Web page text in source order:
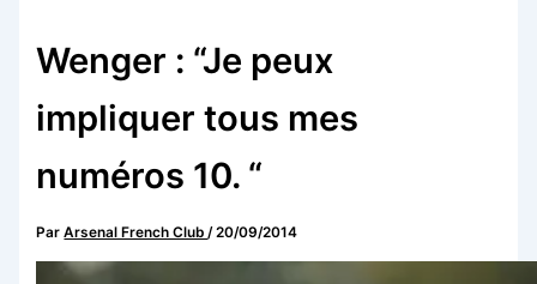
Wenger : “Je peux
impliquer tous mes
numéros 10. “
ParArsenal French Club/20/09/2014